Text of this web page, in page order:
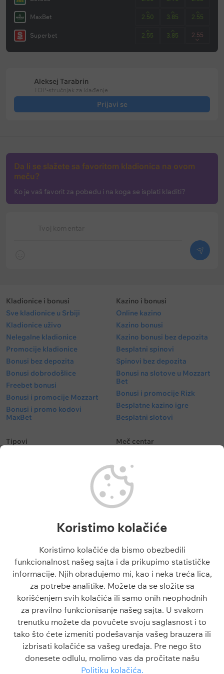
MaxBet 2.50 3.85 2.55
Superbet 2.55 3.85 2.55
Aleksej Tarabrin
TOP-stručnjak za klađenje
Prijavi se
Tvoj komentar
Da li se slažete sa favoritom kladionica na ovom
meču?
Ko je vaš favorit za pobedu i na koga se isplati kladiti?
Kladionice i bonusi
Sve kladionice u Srbiji
Kladionice uživo
Nelegalne kladionice
Promocije kladionice
Bonusi bez depozita
Bonusi dobrodošlice
Freebet bonusi
Bonusi i promocije Mozzart
Bonusi i promo kodovi
MaxBet
Kazino i bonusi
Online kazino
Kazino bonusi
Kazino bonusi bez depozita
Besplatni spinovi
Spinovi bez depozita
Bonusi na slotove u Mozzart
Bet
Bonusi i promocije Rizk
Besplatne kazino igre
Besplatni slotovi
Tipovi
Liga Šampiona tipovi
Tiket dana
Besplatni tipovi 1x2
Meč centar
Fudbalske utakmice danas
Superliga Srbije
Liga Šampiona
Liga Evrope
Engleska Premijer Liga
Blogovi
Škola klađenja
Kazino škola
Sve o sportu
O sajtu
O nama
Kontakt
Odgovorno igranje
Politika privatnosti
Uslovi korišćenja
Politika kolačića
Koristimo kolačiće
Koristimo kolačiće da bismo obezbedili
funkcionalnost našeg sajta i da prikupimo statističke
informacije. Njih obrađujemo mi, kao i neka treća lica,
za potrebe analitike. Možete da se složite sa
korišćenjem svih kolačića ili samo onih neophodnih
za pravilno funkcionisanje našeg sajta. U svakom
trenutku možete da povučete svoju saglasnost i to
tako što ćete izmeniti podešavanja vašeg brauzera ili
izbrisati kolačiće sa vašeg uređaja. Pre nego što
donesete odlulu, molimo vas da pročitate našu
Politiku kolačića.